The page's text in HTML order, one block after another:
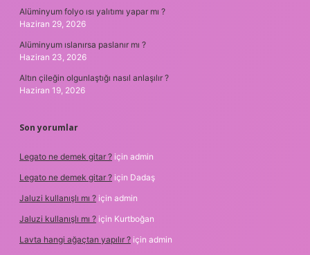
Alüminyum folyo ısı yalıtımı yapar mı ?
Haziran 29, 2026
Alüminyum ıslanırsa paslanır mı ?
Haziran 23, 2026
Altın çileğin olgunlaştığı nasıl anlaşılır ?
Haziran 19, 2026
Son yorumlar
Legato ne demek gitar ? için admin
Legato ne demek gitar ? için Dadaş
Jaluzi kullanışlı mı ? için admin
Jaluzi kullanışlı mı ? için Kurtboğan
Lavta hangi ağaçtan yapılır ? için admin